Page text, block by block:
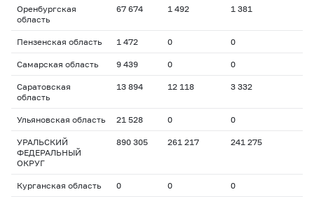
Оренбургская
область
67 674 1 492 1 381
Пензенская область 1 472 0 0
Самарская область 9 439 0 0
Саратовская
область
13 894 12 118 3 332
Ульяновская область 21 528 0 0
УРАЛЬСКИЙ
ФЕДЕРАЛЬНЫЙ
ОКРУГ
890 305 261 217 241 275
Курганская область 0 0 0